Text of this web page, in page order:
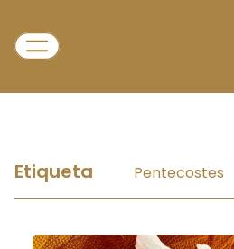
Etiqueta Pentecostes